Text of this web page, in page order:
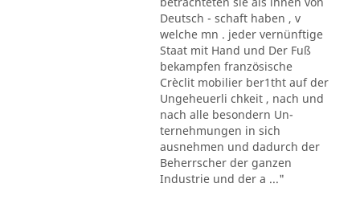
Deutsch - schaft haben , v
welche mn . jeder vernünftige
Staat mit Hand und Der Fuß
bekampfen französische
Crèclit mobilier ber1tht auf der
Ungeheuerli chkeit , nach und
nach alle besondern Un-
ternehmungen in sich
ausnehmen und dadurch der
Beherrscher der ganzen
Industrie und der a ..."